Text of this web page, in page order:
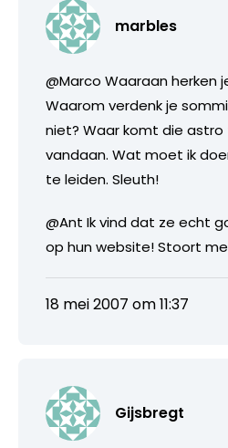
marbles
@Marco Waaraan herken
Waarom verdenk je
niet? Waar komt die astro
vandaan. Wat moet ik
te leiden. Sleuth!
@Ant Ik vind dat ze echt
op hun website! Stoort
18 mei 2007 om 11:37
Gijsbregt